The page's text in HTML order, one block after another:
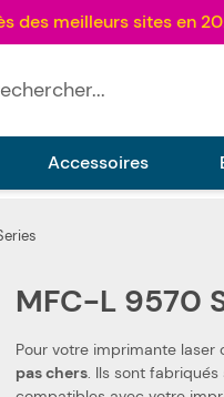
Accessoires
MFC-L 9570
Pour votre imprimante laser
pas chers. Ils sont fabriqués selon les spécifications Brother, ainsi que selon les normes spécifiques. Ceci les rend 100 %